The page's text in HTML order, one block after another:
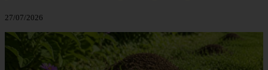
27/07/2026